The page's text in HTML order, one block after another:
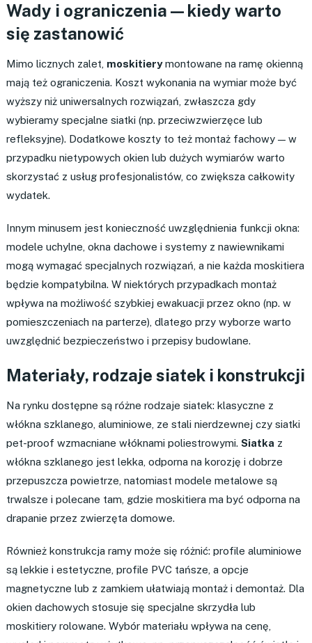
Wady i ograniczenia — kiedy warto
się zastanowić
Mimo licznych zalet, moskitierymontowane na ramę okienną
mają też ograniczenia. Koszt wykonania na wymiar może być
wyższy niż uniwersalnych rozwiązań, zwłaszcza gdy
wybieramy specjalne siatki (np. przeciwzwierzęce lub
refleksyjne). Dodatkowe koszty to też montaż fachowy — w
przypadku nietypowych okien lub dużych wymiarów warto
skorzystać z usług profesjonalistów, co zwiększa całkowity
wydatek.
Innym minusem jest konieczność uwzględnienia funkcji okna:
modele uchylne, okna dachowe i systemy z nawiewnikami
mogą wymagać specjalnych rozwiązań, a nie każda moskitiera
będzie kompatybilna. W niektórych przypadkach montaż
wpływa na możliwość szybkiej ewakuacji przez okno (np. w
pomieszczeniach na parterze), dlatego przy wyborze warto
uwzględnić bezpieczeństwo i przepisy budowlane.
Materiały, rodzaje siatek i konstrukcji
Na rynku dostępne są różne rodzaje siatek: klasyczne z
włókna szklanego, aluminiowe, ze stali nierdzewnej czy siatki
pet-proof wzmacniane włóknami poliestrowymi. Siatka z
włókna szklanego jest lekka, odporna na korozję i dobrze
przepuszcza powietrze, natomiast modele metalowe są
trwalsze i polecane tam, gdzie moskitiera ma być odporna na
drapanie przez zwierzęta domowe.
Również konstrukcja ramy może się różnić: profile aluminiowe
są lekkie i estetyczne, profile PVC tańsze, a opcje
magnetyczne lub z zamkiem ułatwiają montaż i demontaż. Dla
okien dachowych stosuje się specjalne skrzydła lub
moskitiery rolowane. Wybór materiału wpływa na cenę,